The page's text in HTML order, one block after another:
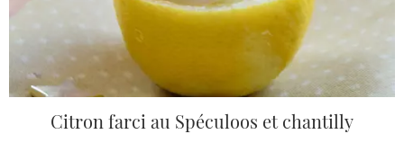
Citron farci au Spéculoos et chantilly